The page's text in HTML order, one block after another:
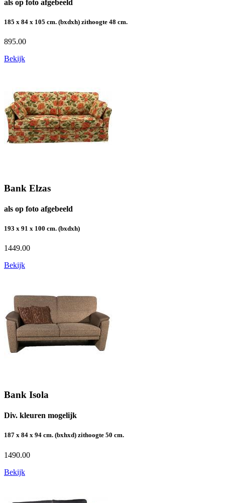
als op foto afgebeeld
185 x 84 x 105 cm. (bxdxh) zithoogte 48 cm.
895.00
Bekijk
Bank Elzas
als op foto afgebeeld
193 x 91 x 100 cm. (bxdxh)
1449.00
Bekijk
Bank Isola
Div. kleuren mogelijk
187 x 84 x 94 cm. (bxhxd) zithoogte 50 cm.
1490.00
Bekijk